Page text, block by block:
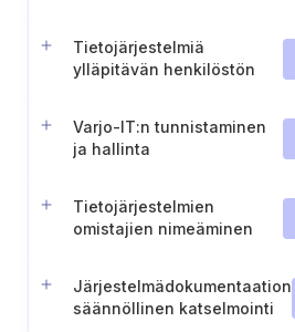
Tietojärjestelmiä
ylläpitävän henkilöstön
Varjo-IT:n tunnistaminen
ja hallinta
Tietojärjestelmien
omistajien nimeäminen
Järjestelmädokumentaation
säännöllinen katselmointi